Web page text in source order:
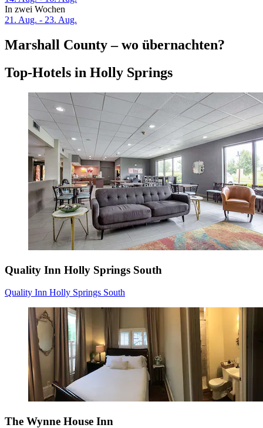
In zwei Wochen
21. Aug. - 23. Aug.
Marshall County – wo übernachten?
Top-Hotels in Holly Springs
Quality Inn Holly Springs South
Quality Inn Holly Springs South
The Wynne House Inn